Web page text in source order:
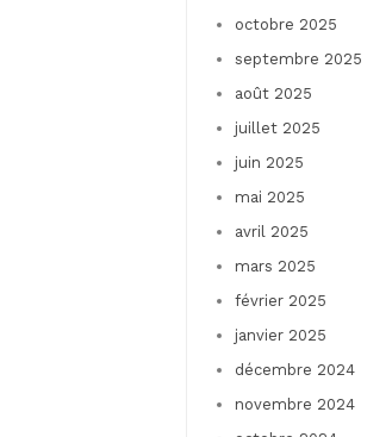
octobre 2025
septembre 2025
août 2025
juillet 2025
juin 2025
mai 2025
avril 2025
mars 2025
février 2025
janvier 2025
décembre 2024
novembre 2024